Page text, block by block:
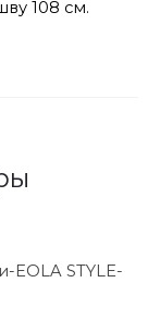
108 см.